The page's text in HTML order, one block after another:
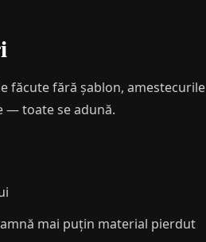
făcute fără șablon, amestecurile
— toate se adună.
mai puțin material pierdut